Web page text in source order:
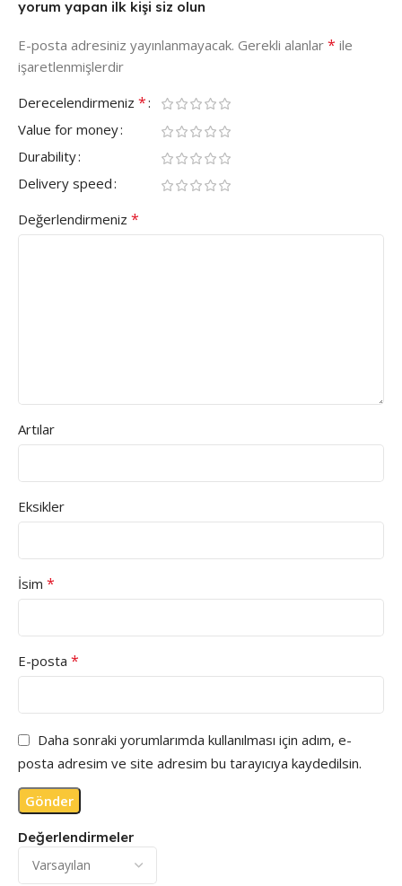
Değerlendirmeler
yorum yapan ilk kişi siz olun
E-posta adresiniz yayınlanmayacak. Gerekli alanlar * ile
işaretlenmişlerdir
Derecelendirmeniz *
Value for money
Durability
Delivery speed
Değerlendirmeniz *
Artılar
Eksikler
İsim *
E-posta *
Daha sonraki yorumlarımda kullanılması için adım, e-
posta adresim ve site adresim bu tarayıcıya kaydedilsin.